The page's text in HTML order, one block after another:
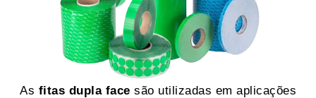
As fitas dupla face são utilizadas em aplicações